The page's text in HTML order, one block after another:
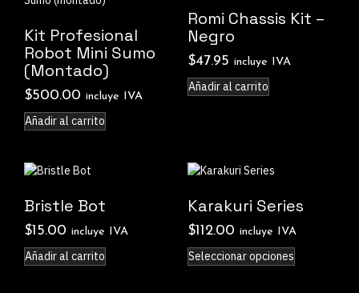
Kit Profesional
Robot Mini Sumo
(montado)
$500.00 incluye IVA
Añadir al carrito
Romi Chassis Kit –
Negro
$47.95 incluye IVA
Añadir al carrito
Bristle Bot
$15.00 incluye IVA
Añadir al carrito
Karakuri Series
$112.00 incluye IVA
Seleccionar opciones